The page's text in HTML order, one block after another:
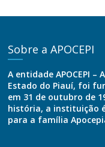
Sobre a APOCEPI
A entidade APOCEPI –
Estado do Piauí, foi
em 31 de outubro de
história, a instituição
para a família